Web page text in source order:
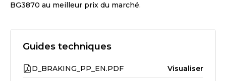
BG3870 au meilleur prix du marché.
Guides techniques
D_BRAKING_PP_EN.PDF Visualiser